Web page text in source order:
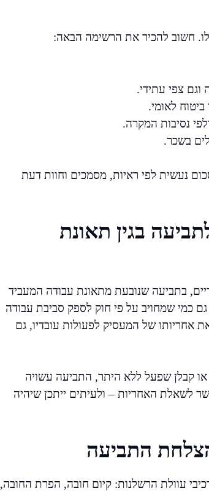
אלו. חשוב להכיר את הרשימה הבאה:
צפי עתידי.
לאומי.
נסיבות המקרה.
בשכר.
נעשית לפי ראיות, מסמכים וחוות דעת
בגין תאונת
בתביעה שנובעת מתאונת עבודה המעביד
כמי שמחויב על פי חוק לספק סביבת עבודה
אחריותו של המעסיק לפעולות עובדיו, גם
קבלן שפעל ללא היתר, התביעה עשויה
לשאלת האחריות – ולעיתים ייתכן שיהיה
התביעה
עוולת הרשלנות: קיום חובה, הפרת החובה,